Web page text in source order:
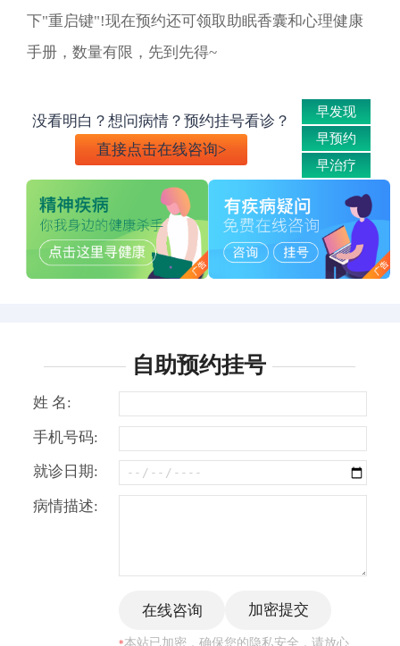
下"重启键"!现在预约还可领取助眠香囊和心理健康
手册，数量有限，先到先得~
没看明白？想问病情？预约挂号看诊？
直接点击在线咨询>
早发现
早预约
早治疗
自助预约挂号
姓 名:
手机号码:
就诊日期:
病情描述:
*本站已加密，确保您的隐私安全，请放心